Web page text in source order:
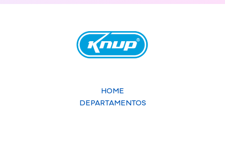
HOME
DEPARTAMENTOS